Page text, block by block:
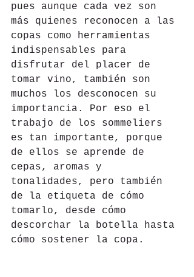
pues aunque cada vez son
más quienes reconocen a las
copas como herramientas
indispensables para
disfrutar del placer de
tomar vino, también son
muchos los desconocen su
importancia. Por eso el
trabajo de los sommeliers
es tan importante, porque
de ellos se aprende de
cepas, aromas y
tonalidades, pero también
de la etiqueta de cómo
tomarlo, desde cómo
descorchar la botella hasta
cómo sostener la copa.